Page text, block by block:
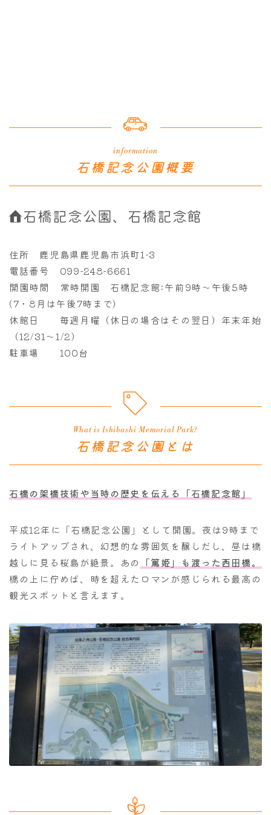
information
石橋記念公園概要
石橋記念公園、石橋記念館
住所 鹿児島県鹿児島市浜町1-3
電話番号 099-248-6661
開園時間 常時開園 石橋記念館:午前9時～午後5時
(7・8月は午後7時まで)
休館日 毎週月曜（休日の場合はその翌日）年末年始
（12/31～1/2）
駐車場 100台
What is Ishibashi Memorial Park?
石橋記念公園とは
石橋の架橋技術や当時の歴史を伝える 「石橋記念館」
平成12年に「石橋記念公園」として開園。夜は9時まで
ライトアップされ、幻想的な雰囲気を醸しだし、昼は橋
越しに見る桜島が絶景。あの
「篤姫」も渡った西田橋。
橋の上に佇めば、時を超えたロマンが感じられる最高の
観光スポットと言えます。